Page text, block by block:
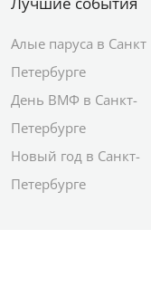
Алые паруса в Санкт
Петербурге
День ВМФ в Санкт-
Петербурге
Новый год в Санкт-
Петербурге